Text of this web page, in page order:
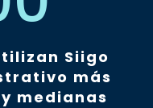
Siigo
más
medianas